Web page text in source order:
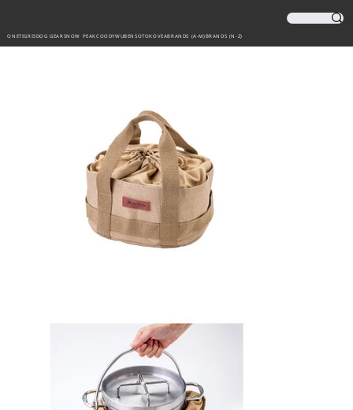
ONETIGRISDOG GEARSNOW PEAKCOODYWUBENSOTOKOVEABRANDS (A-M)BRANDS (N-Z)